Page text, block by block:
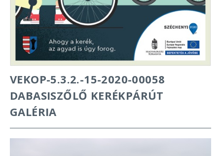
VEKOP-5.3.2.-15-2020-00058
DABASISZŐLŐ KERÉKPÁRÚT
GALÉRIA